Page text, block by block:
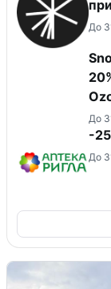
До
До
-
До